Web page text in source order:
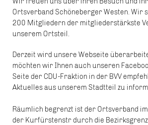
Ortsverband Schöneberger Westen. Wir
200 Mitgliedern der mitgliederstärkste
unserem Ortsteil.
Derzeit wird unsere Webseite
möchten wir Ihnen auch unseren
Seite der CDU-Fraktion in der BVV
Aktuelles aus unserem Stadtteil zu
Räumlich begrenzt ist der Ortsverband
der Kurfürstenstr durch die